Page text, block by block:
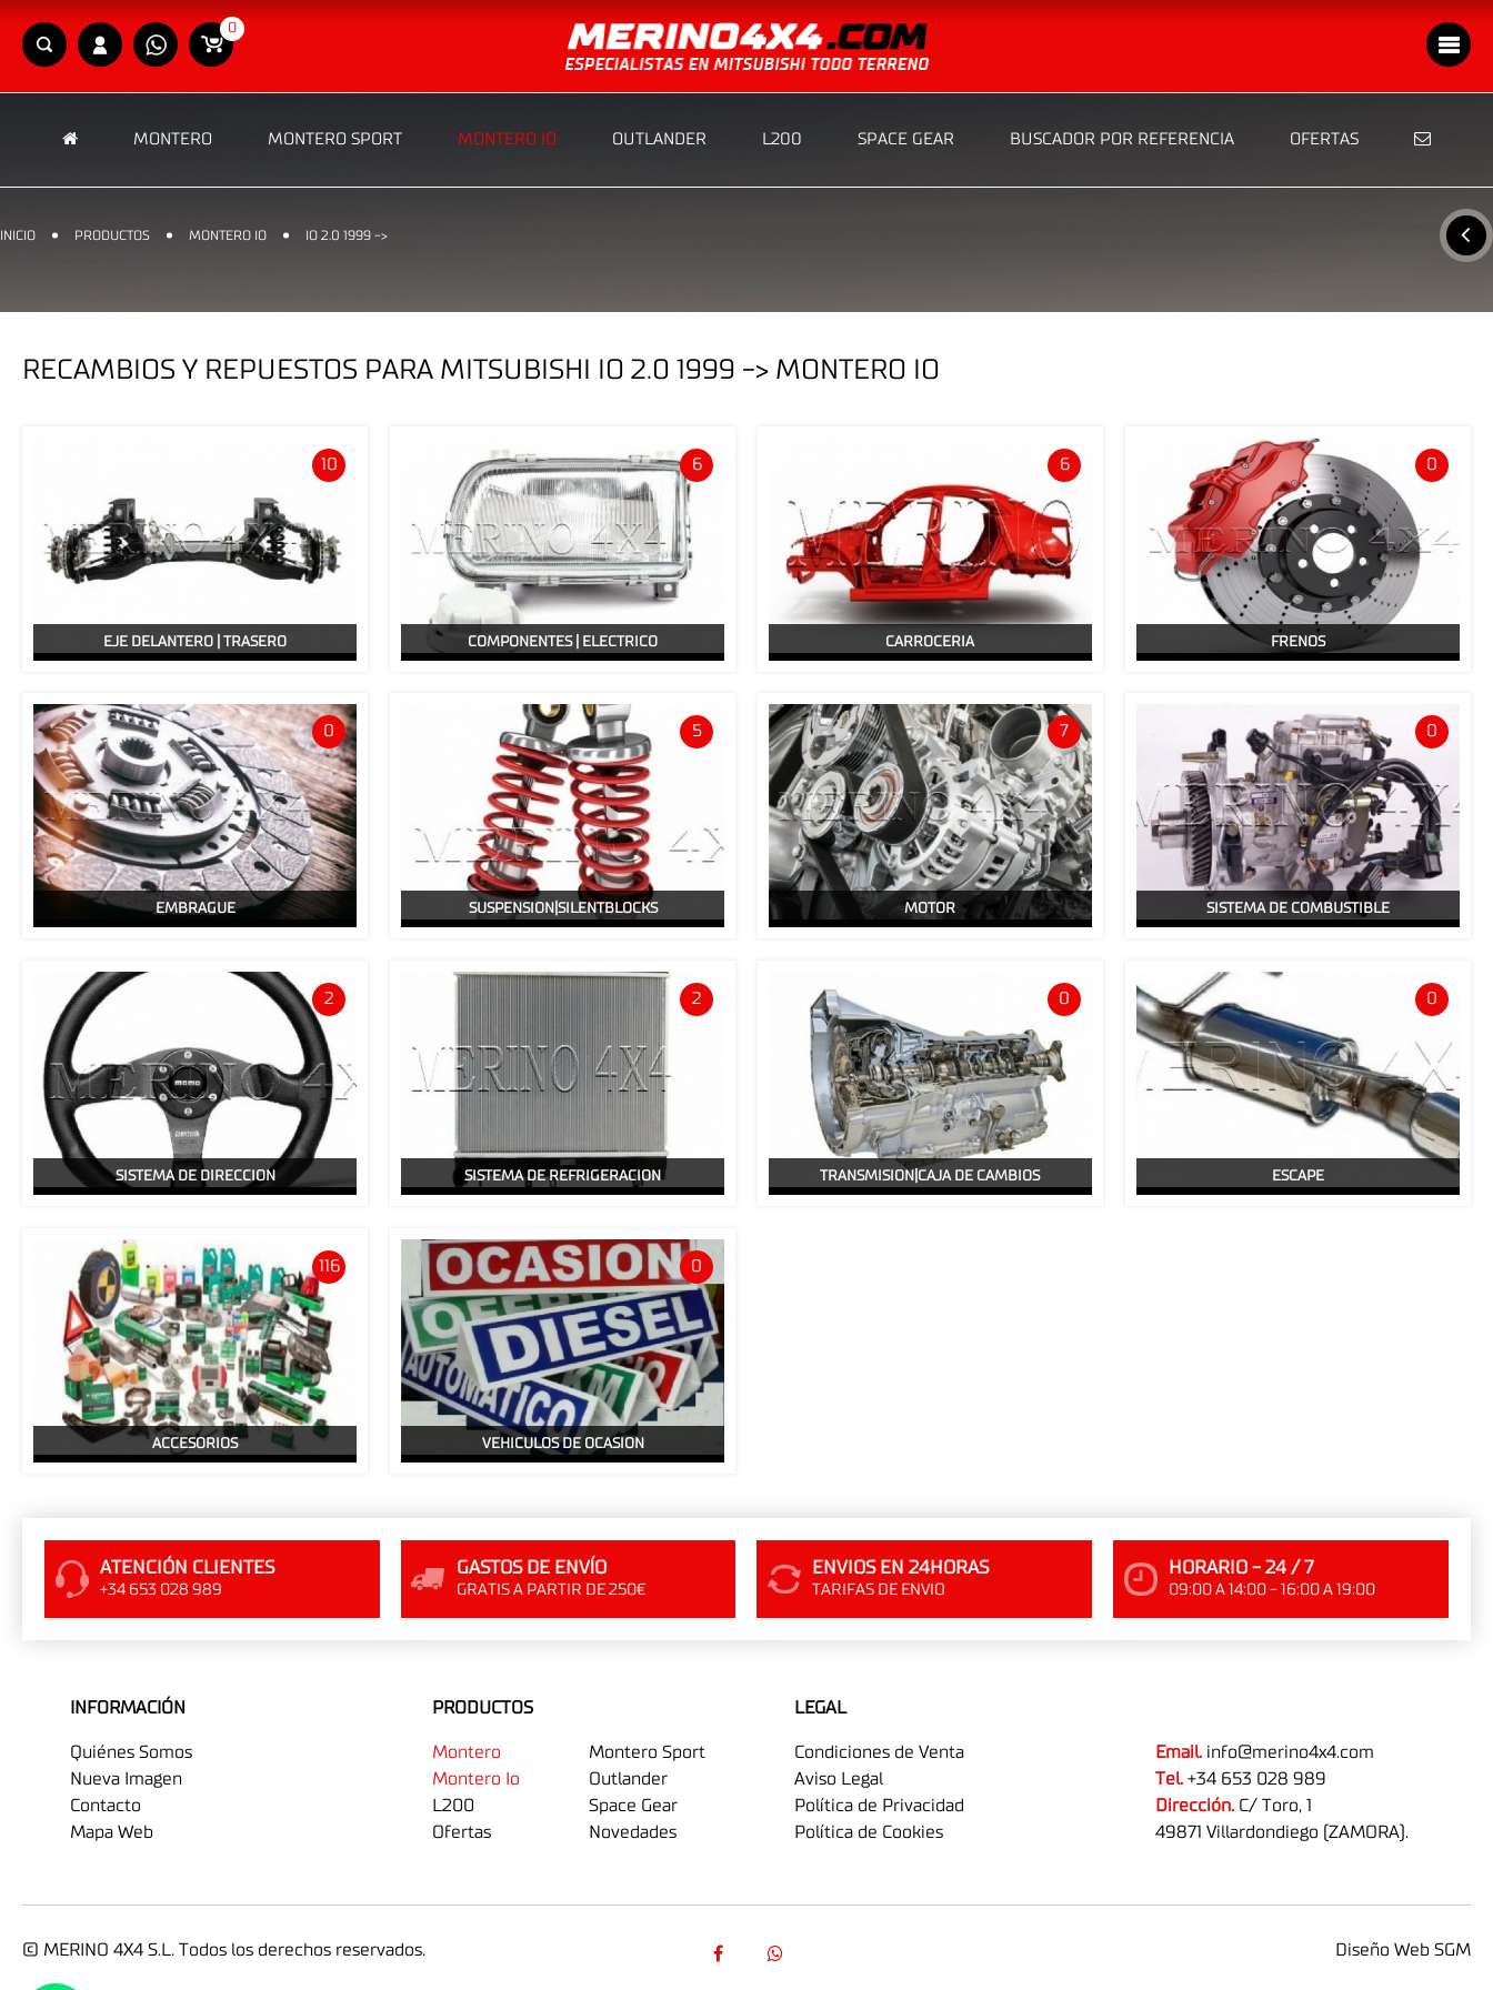
0
MONTERO MONTERO SPORT MONTERO IO OUTLANDER L200 SPACE GEAR BUSCADOR POR REFERENCIA OFERTAS
INICIO PRODUCTOS MONTERO IO IO 2.0 1999 ->
RECAMBIOS Y REPUESTOS PARA MITSUBISHI IO 2.0 1999 -> MONTERO IO
EJE DELANTERO | TRASERO
10
COMPONENTES | ELECTRICO
6
CARROCERIA
6
FRENOS
0
EMBRAGUE
0
SUSPENSION|SILENTBLOCKS
5
MOTOR
7
SISTEMA DE COMBUSTIBLE
0
SISTEMA DE DIRECCION
2
SISTEMA DE REFRIGERACION
2
TRANSMISION|CAJA DE CAMBIOS
0
ESCAPE
0
ACCESORIOS
116
VEHICULOS DE OCASION
0
ATENCIÓN CLIENTES
+34 653 028 989
GASTOS DE ENVÍO
GRATIS A PARTIR DE 250€
ENVIOS EN 24HORAS
TARIFAS DE ENVIO
HORARIO - 24 / 7
09:00 A 14:00 - 16:00 A 19:00
INFORMACIÓN
Quiénes Somos
Nueva Imagen
Contacto
Mapa Web
PRODUCTOS
Montero
Montero Sport
Montero Io
Outlander
L200
Space Gear
Ofertas
Novedades
LEGAL
Condiciones de Venta
Aviso Legal
Política de Privacidad
Política de Cookies
Email. info@merino4x4.com
Tel. +34 653 028 989
Dirección. C/ Toro, 1
49871 Villardondiego (ZAMORA).
© MERINO 4X4 S.L. Todos los derechos reservados. Diseño Web SGM